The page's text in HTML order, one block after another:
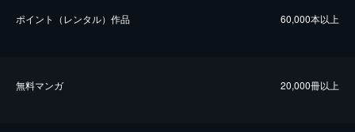
ポイント（レンタル）作品 60,000本以上
無料マンガ 20,000冊以上